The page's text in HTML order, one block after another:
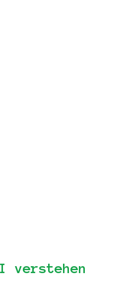
verstehen